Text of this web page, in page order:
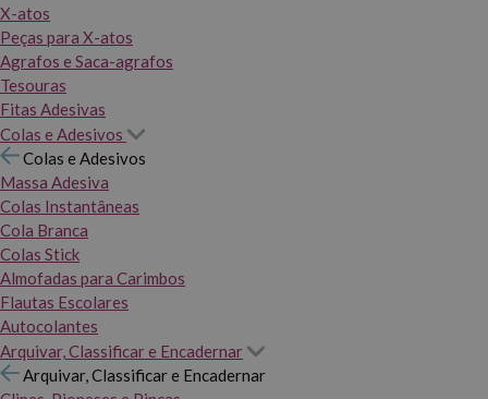
X-atos
Peças para X-atos
Agrafos e Saca-agrafos
Tesouras
Fitas Adesivas
Colas e Adesivos
Colas e Adesivos
Massa Adesiva
Colas Instantâneas
Cola Branca
Colas Stick
Almofadas para Carimbos
Flautas Escolares
Autocolantes
Arquivar, Classificar e Encadernar
Arquivar, Classificar e Encadernar